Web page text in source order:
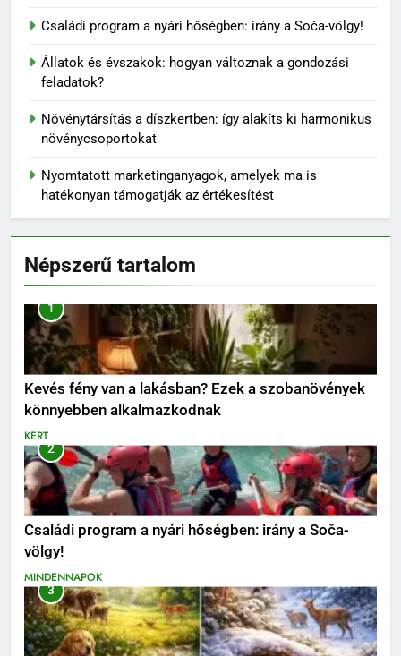
Családi program a nyári hőségben: irány a Soča-völgy!
Állatok és évszakok: hogyan változnak a gondozási
feladatok?
Növénytársítás a díszkertben: így alakíts ki harmonikus
növénycsoportokat
Nyomtatott marketinganyagok, amelyek ma is
hatékonyan támogatják az értékesítést
Népszerű tartalom
1
Kevés fény van a lakásban? Ezek a szobanövények
könnyebben alkalmazkodnak
KERT
2
Családi program a nyári hőségben: irány a Soča-
völgy!
MINDENNAPOK
3